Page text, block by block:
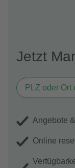
Jetzt
Angebote
Online